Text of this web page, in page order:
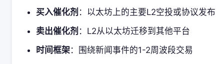
买入催化剂 ：以太坊上的主要L2空投或协议发布
卖出催化剂 ：L2从以太坊迁移到其他平台
时间框架：围绕新闻事件的1-2周波段交易